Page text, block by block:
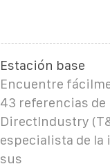
Estación base
Encuentre
43 referencias de
DirectIndustry
especialista de la
sus